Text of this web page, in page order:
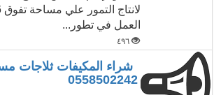
العمل في تطور...
٤٩٦
شراء المكيفات ثلاجات
0558502242